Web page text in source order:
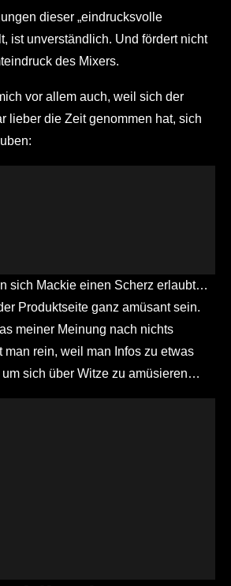
dieser „eindrucksvolle
ist unverständlich. Und fördert nicht
des Mixers.
vor allem auch, weil sich der
lieber die Zeit genommen hat, sich
sich Mackie einen Scherz erlaubt…
Produktseite ganz amüsant sein.
meiner Meinung nach nichts
man rein, weil man Infos zu etwas
um sich über Witze zu amüsieren…